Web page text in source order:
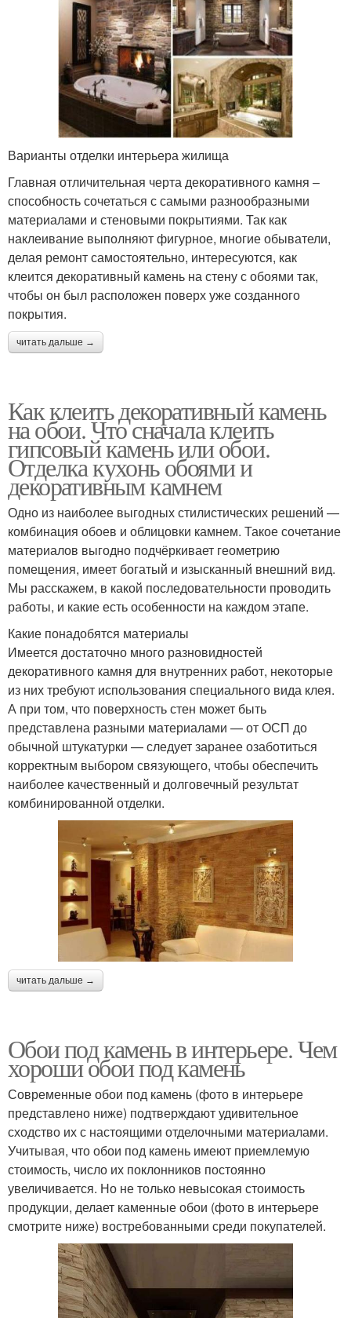
Варианты отделки интерьера жилища
Главная отличительная черта декоративного камня –
способность сочетаться с самыми разнообразными
материалами и стеновыми покрытиями. Так как
наклеивание выполняют фигурное, многие обыватели,
делая ремонт самостоятельно, интересуются, как
клеится декоративный камень на стену с обоями так,
чтобы он был расположен поверх уже созданного
покрытия.
читать дальше →
Как клеить декоративный камень
на обои. Что сначала клеить
гипсовый камень или обои.
Отделка кухонь обоями и
декоративным камнем
Одно из наиболее выгодных стилистических решений —
комбинация обоев и облицовки камнем. Такое сочетание
материалов выгодно подчёркивает геометрию
помещения, имеет богатый и изысканный внешний вид.
Мы расскажем, в какой последовательности проводить
работы, и какие есть особенности на каждом этапе.
Какие понадобятся материалы
Имеется достаточно много разновидностей
декоративного камня для внутренних работ, некоторые
из них требуют использования специального вида клея.
А при том, что поверхность стен может быть
представлена разными материалами — от ОСП до
обычной штукатурки — следует заранее озаботиться
корректным выбором связующего, чтобы обеспечить
наиболее качественный и долговечный результат
комбинированной отделки.
читать дальше →
Обои под камень в интерьере. Чем
хороши обои под камень
Современные обои под камень (фото в интерьере
представлено ниже) подтверждают удивительное
сходство их с настоящими отделочными материалами.
Учитывая, что обои под камень имеют приемлемую
стоимость, число их поклонников постоянно
увеличивается. Но не только невысокая стоимость
продукции, делает каменные обои (фото в интерьере
смотрите ниже) востребованными среди покупателей.